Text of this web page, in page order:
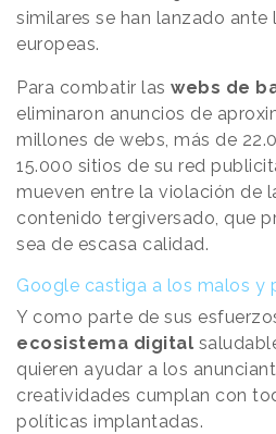
similares se han lanzado ante
europeas.
Para combatir las webs de
eliminaron anuncios de
millones de webs, más de
15.000 sitios de su red
mueven entre la violación de
contenido tergiversado, que
sea de escasa calidad.
Google castiga a los malos y
Y como parte de sus
ecosistema digital
quieren ayudar a los
creatividades cumplan con
políticas implantadas.